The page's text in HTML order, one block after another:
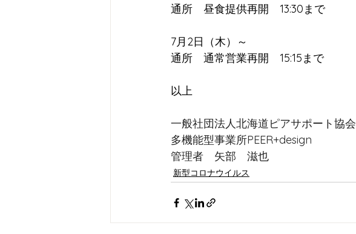
通所　昼食提供再開　13:30まで
7月2日（木）～
通所　通常営業再開　15:15まで
以上
一般社団法人北海道ピアサポート協会
多機能型事業所PEER+design
管理者　矢部　滋也
新型コロナウイルス